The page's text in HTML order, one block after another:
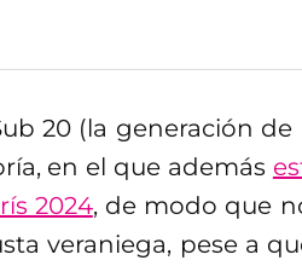
20 (la generación
en el que además
2024, de modo que
veraniega, pese a